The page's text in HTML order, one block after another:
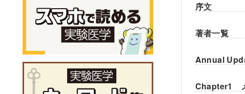
序文
著者一覧
Annual
Chapter1